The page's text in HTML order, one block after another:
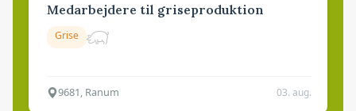
Medarbejdere til griseproduktion
Grise
9681, Ranum 03. aug.